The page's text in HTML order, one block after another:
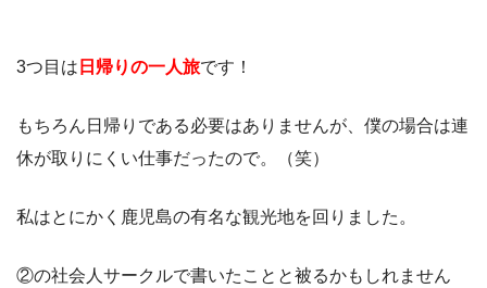
3つ目は 日帰りの一人旅です！
もちろん日帰りである必要はありませんが、僕の場合は連
休が取りにくい仕事だったので。（笑）
私はとにかく鹿児島の有名な観光地を回りました。
②の社会人サークルで書いたことと被るかもしれません